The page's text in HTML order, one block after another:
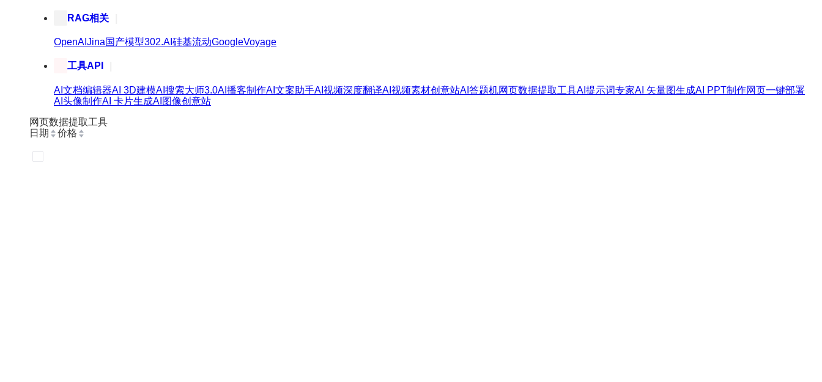
RAG相关
OpenAI Jina国产模型302.AI 硅基流动GoogleVoyage
工具API
AI文档编辑器AI 3D建模AI搜索大师3.0AI播客制作AI文案助手AI视频深度翻译AI视频素材创意站AI答题机网页数据提取工具AI提示词专家AI 矢量图生成AI PPT制作网页一键部署
AI头像制作AI 卡片生成AI图像创意站
网页数据提取工具
日期
价格